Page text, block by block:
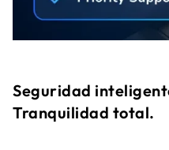
Seguridad
Tranquilidad total.